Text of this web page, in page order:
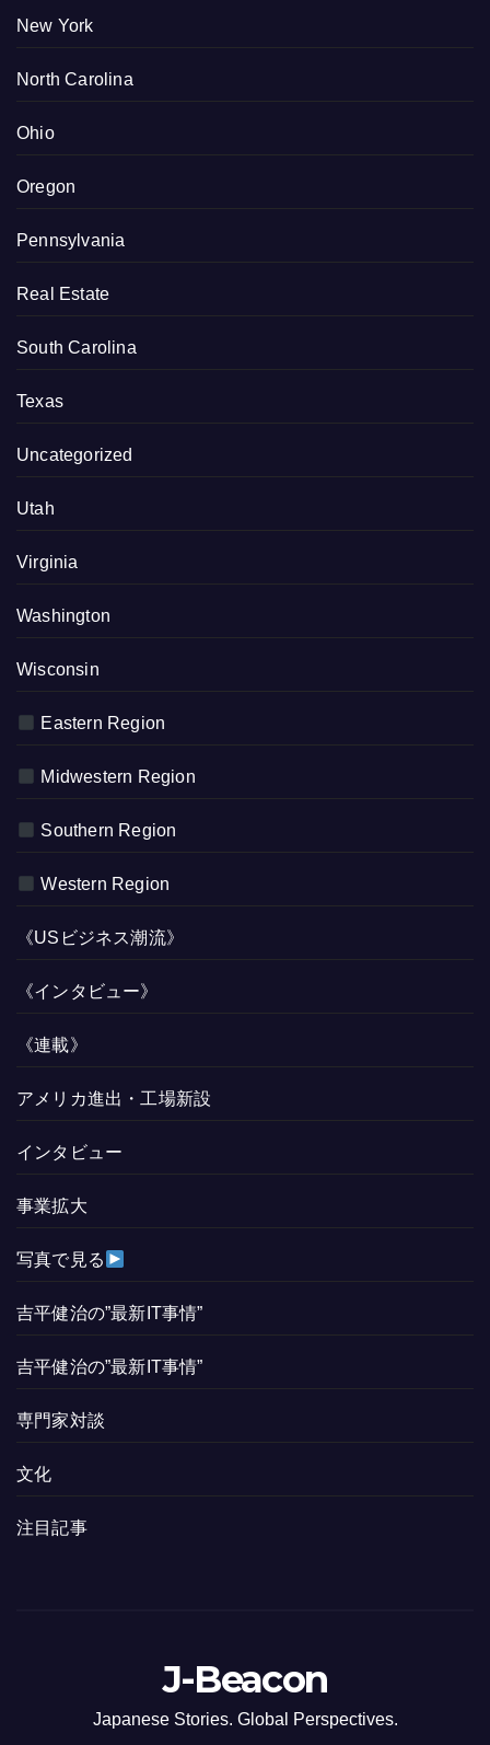
New York
North Carolina
Ohio
Oregon
Pennsylvania
Real Estate
South Carolina
Texas
Uncategorized
Utah
Virginia
Washington
Wisconsin
Eastern Region
Midwestern Region
Southern Region
Western Region
《USビジネス潮流》
《インタビュー》
《連載》
アメリカ進出・工場新設
インタビュー
事業拡大
写真で見る
吉平健治の”最新IT事情”
吉平健治の”最新IT事情”
専門家対談
文化
注目記事
J-Beacon
Japanese Stories. Global Perspectives.